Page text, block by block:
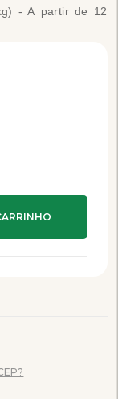
- A partir de 12